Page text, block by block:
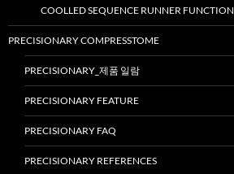
COOLLED SEQUENCE RUNNER FUNCTION
PRECISIONARY COMPRESSTOME
PRECISIONARY_제품 일람
PRECISIONARY FEATURE
PRECISIONARY FAQ
PRECISIONARY REFERENCES